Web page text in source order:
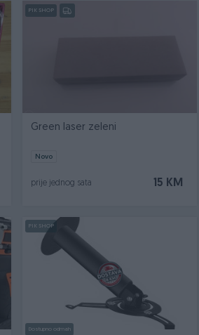
PIK SHOP
Green laser zeleni
Novo
15 KM
prije jednog sata
PIK SHOP
Dostupno odmah